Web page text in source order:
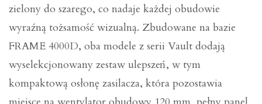
zielony do szarego, co nadaje każdej obudowie
wyraźną tożsamość wizualną. Zbudowane na bazie
FRAME 4000D, oba modele z serii Vault dodają
wyselekcjonowany zestaw ulepszeń, w tym
kompaktową osłonę zasilacza, która pozostawia